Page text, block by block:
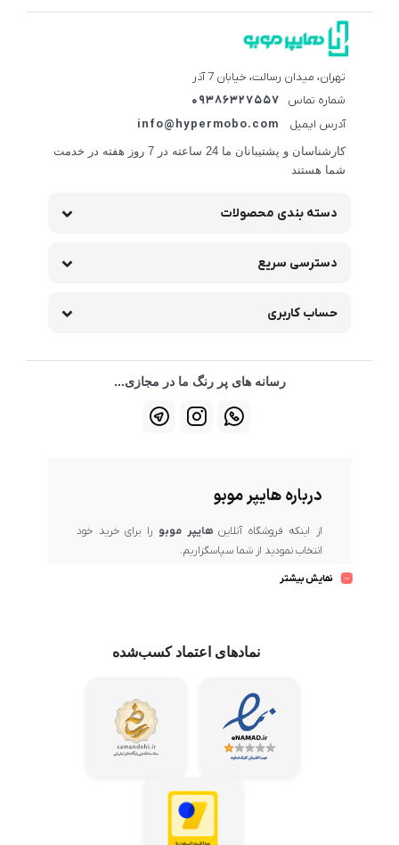
تهران، میدان رسالت، خیابان 7 آذر
شماره تماس
09386327557
آدرس ایمیل
کارشناسان و پشتیبانان ما 24 ساعته در 7 روز هفته در خدمت
شما هستند
دسته بندی محصولات
دسترسی سریع
حساب کاربری
رسانه های پر رنگ ما در مجازی...
درباره هایپر موبو
از اینکه فروشگاه آنلاینهایپر موبو را برای خرید خود
انتخاب نمودید از شما سپاسگزاریم.
هایپر موبو، بهترین برندهای بازار عرضه می‌گردد و تلاش
اختیار مشتریان عزیز قرار دهیم.
همواره می‌کوشد تا خریدهای مشتریان خود در
سراسر کشور را در کوتاه‌ترین زمان ممکن و با امن‌ترین
نمایش بیشتر
نمادهای اعتماد کسب‌شده